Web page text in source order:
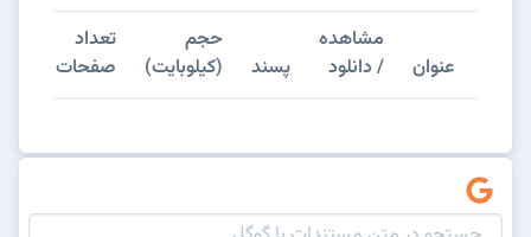
عنوان
مشاهده
/ دانلود
پسند
حجم
(کیلوبایت)
تعداد
صفحات